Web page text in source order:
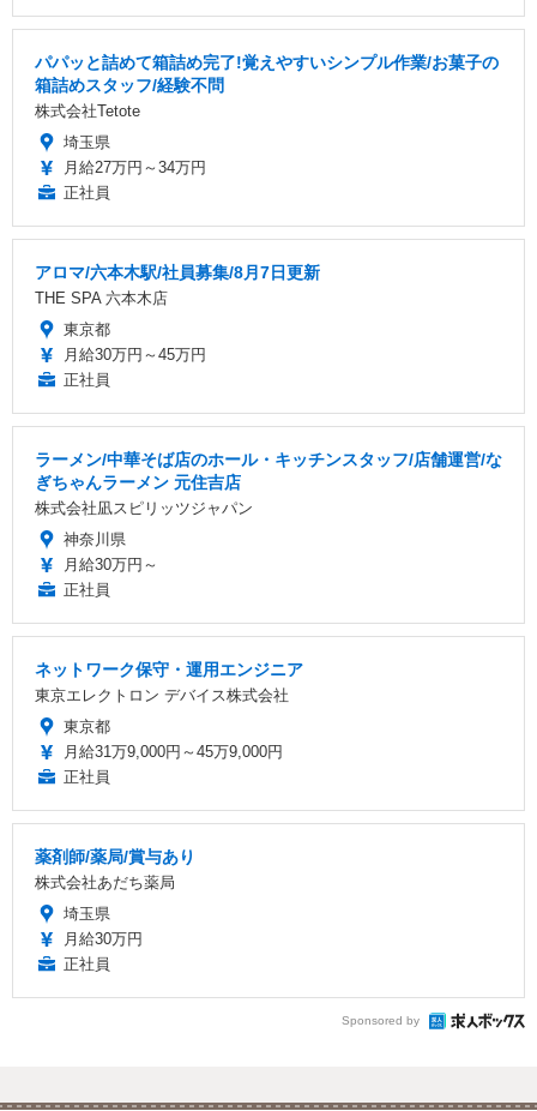
パパッと詰めて箱詰め完了!覚えやすいシンプル作業/お菓子の
箱詰めスタッフ/経験不問
株式会社Tetote
埼玉県
月給27万円～34万円
正社員
アロマ/六本木駅/社員募集/8月7日更新
THE SPA 六本木店
東京都
月給30万円～45万円
正社員
ラーメン/中華そば店のホール・キッチンスタッフ/店舗運営/な
ぎちゃんラーメン 元住吉店
株式会社凪スピリッツジャパン
神奈川県
月給30万円～
正社員
ネットワーク保守・運用エンジニア
東京エレクトロン デバイス株式会社
東京都
月給31万9,000円～45万9,000円
正社員
薬剤師/薬局/賞与あり
株式会社あだち薬局
埼玉県
月給30万円
正社員
Sponsored by